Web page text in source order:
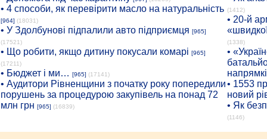
• 4 способи, як перевірити масло на натуральність
[964] (18031)
• У Здолбунові підпалили авто підприємця [965]
(17521)
• Що робити, якщо дитину покусали комарі [965]
(17211)
• Бюджет і ми… [965] (17141)
• Аудитори Рівненщини з початку року попередили
порушень за процедурою закупівель на понад 72
млн грн [965] (16839)
(1412)
• 20-й
(1338)
•
• 1553
новий
• Як
(1146)